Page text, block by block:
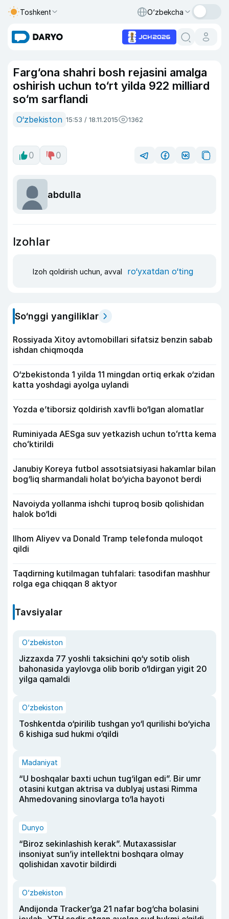
Toshkent O‘zbekcha
Farg‘ona shahri bosh rejasini amalga
oshirish uchun to‘rt yilda 922 milliard
so‘m sarflandi
O‘zbekiston 15:53 / 18.11.2015 1362
0 0
abdulla
Izohlar
Izoh qoldirish uchun, avval ro‘yxatdan o‘ting
So‘nggi yangiliklar
Rossiyada Xitoy avtomobillari sifatsiz benzin sabab
ishdan chiqmoqda
O‘zbekistonda 1 yilda 11 mingdan ortiq erkak o‘zidan
katta yoshdagi ayolga uylandi
Yozda e’tiborsiz qoldirish xavfli bo‘lgan alomatlar
Ruminiyada AESga suv yetkazish uchun toʻrtta kema
choʻktirildi
Janubiy Koreya futbol assotsiatsiyasi hakamlar bilan
bog‘liq sharmandali holat bo‘yicha bayonot berdi
Navoiyda yollanma ishchi tuproq bosib qolishidan
halok bo‘ldi
Ilhom Aliyev va Donald Tramp telefonda muloqot
qildi
Taqdirning kutilmagan tuhfalari: tasodifan mashhur
rolga ega chiqqan 8 aktyor
Tavsiyalar
O‘zbekiston
Jizzaxda 77 yoshli taksichini qo‘y sotib olish
bahonasida yaylovga olib borib o‘ldirgan yigit 20
yilga qamaldi
O‘zbekiston
Toshkentda o‘pirilib tushgan yo‘l qurilishi bo‘yicha
6 kishiga sud hukmi o‘qildi
Madaniyat
“U boshqalar baxti uchun tug‘ilgan edi”. Bir umr
otasini kutgan aktrisa va dublyaj ustasi Rimma
Ahmedovaning sinovlarga to‘la hayoti
Dunyo
“Biroz sekinlashish kerak”. Mutaxassislar
insoniyat sun’iy intellektni boshqara olmay
qolishidan xavotir bildirdi
O‘zbekiston
Andijonda Tracker’ga 21 nafar bog‘cha bolasini